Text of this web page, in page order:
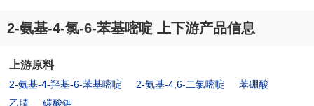
2-氨基-4-氯-6-苯基嘧啶 上下游产品信息
上游原料
2-氨基-4-羟基-6-苯基嘧啶 2-氨基-4,6-二氯嘧啶
苯硼酸
乙腈
碳酸钾